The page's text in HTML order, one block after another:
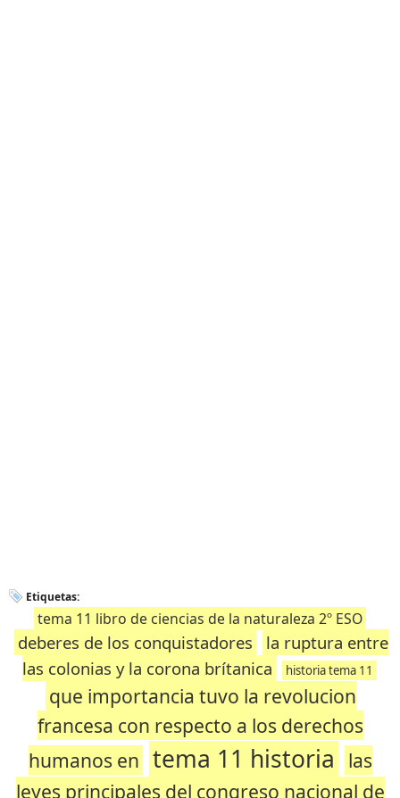
Etiquetas:
tema 11 libro de ciencias de la naturaleza 2º ESO
deberes de los conquistadores
la ruptura entre
las colonias y la corona brítanica
historia tema 11
que importancia tuvo la revolucion
francesa con respecto a los derechos
humanos en tema 11 historia
las
leyes principales del congreso nacional de